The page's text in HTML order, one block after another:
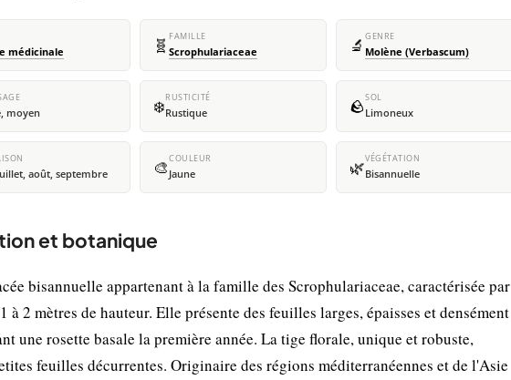
médicinale 🧬 FAMILLE
Scrophulariaceae 🔬 GENRE
Molène (Verbascum)
moyen ❄️RUSTICITÉ
Rustique 🪨SOL
Limoneux
août, septembre 🎨COULEUR
Jaune 🌿VÉGÉTATION
Bisannuelle
et botanique
bisannuelle appartenant à la famille des Scrophulariaceae, caractérisée par
2 mètres de hauteur. Elle présente des feuilles larges, épaisses et densément
une rosette basale la première année. La tige florale, unique et robuste,
feuilles décurrentes. Originaire des régions méditerranéennes et de l'Asie